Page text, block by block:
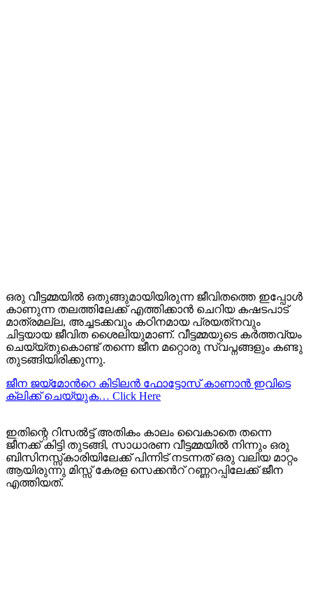
ഒരു വീട്ടമ്മയില്‍ ഒതുങ്ങുമായിയിരുന്ന ജീവിതത്തെ ഇപ്പോള്‍
കാണുന്ന തലത്തിലേക്ക് എത്തിക്കാന്‍ ചെറിയ കഷടപാട്
മാത്രമല്ല, അച്ചടക്കവും കഠിനമായ പ്രയത്‌നവും
ചിട്ടയായ ജീവിത ശൈലിയുമാണ്. വീട്ടമ്മയുടെ കര്‍ത്തവ്യം
ചെയ്യ്തുകൊണ്ട് തന്നെ ജീന മറ്റൊരു സ്വപ്നങ്ങളും കണ്ടു
തുടങ്ങിയിരിക്കുന്നു.
ജീന ജയ്മോന്‍റെ കിടിലന്‍ ഫോട്ടോസ് കാണാന്‍ ഇവിടെ
ക്ലിക്ക് ചെയ്യുക… Click Here
ഇതിന്റെ റിസല്‍ട്ട് അതികം കാലം വൈകാതെ തന്നെ
ജീനക്ക് കിട്ടി തുടങ്ങി, സാധാരണ വീട്ടമ്മയില്‍ നിന്നും ഒരു
ബിസിനസ്സ്കാരിയിലേക്ക് പിന്നിട് നടന്നത് ഒരു വലിയ മാറ്റം
ആയിരുന്നു മിസ്സ്‌ കേരള സെക്കന്‍റ് റണ്ണറപ്പിലേക്ക് ജീന
എത്തിയത്.